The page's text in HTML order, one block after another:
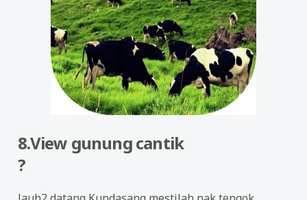
8.View gunung cantik
?